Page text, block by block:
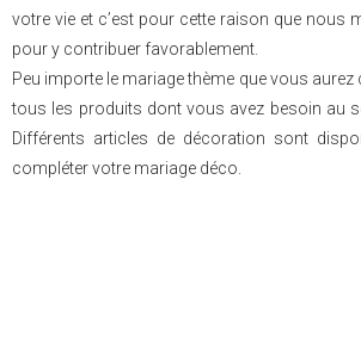
votre vie et c’est pour cette raison que nous
pour y contribuer favorablement.
Peu importe le mariage thème que vous
tous les produits dont vous avez besoin au
Différents articles de décoration sont
compléter votre mariage déco.